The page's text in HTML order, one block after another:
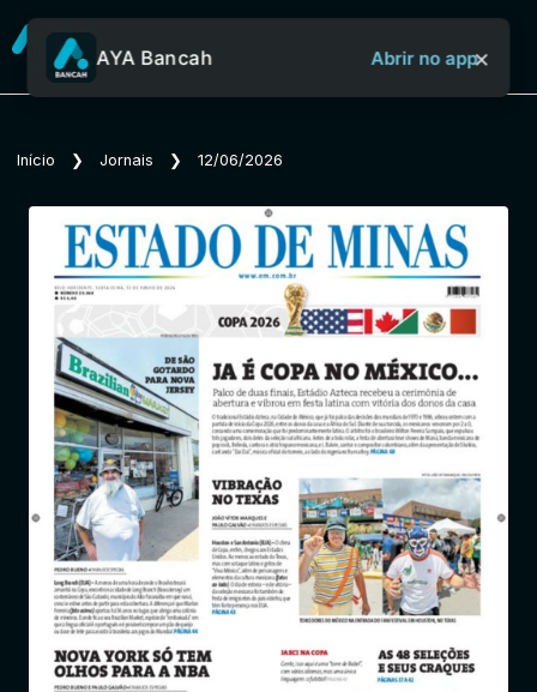
Sobre o Aya Bancah
Início
Revistas
Jornais
Notícias
Entrar
AYA Bancah Abrir no app×
Início ❯ Jornais ❯ 12/06/2026